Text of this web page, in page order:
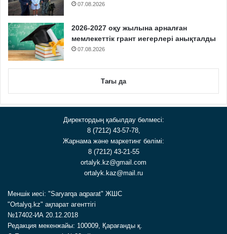
07.08.2026
2026-2027 оқу жылына арналған
мемлекеттік грант иегерлері анықталды
07.08.2026
Тағы да
Директордың қабылдау бөлмесі:
8 (7212) 43-57-78,
Жарнама және маркетинг бөлімі:
8 (7212) 43-21-55
ortalyk.kz@gmail.com
ortalyk.kaz@mail.ru
Меншік иесі: "Saryarqa aqparat" ЖШС
"Ortalyq.kz" ақпарат агенттігі
№17402-ИА 20.12.2018
Редакция мекенжайы: 100009, Қарағанды қ.